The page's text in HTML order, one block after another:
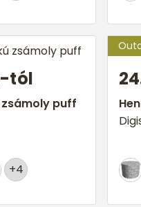
tól
puff
+4